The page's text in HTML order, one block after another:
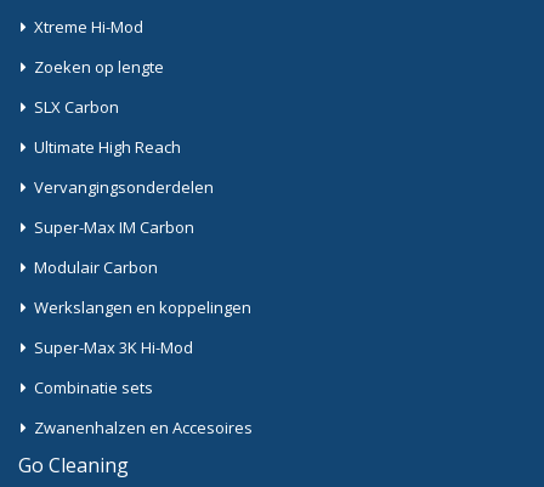
Xtreme Hi-Mod
Zoeken op lengte
SLX Carbon
Ultimate High Reach
Vervangingsonderdelen
Super-Max IM Carbon
Modulair Carbon
Werkslangen en koppelingen
Super-Max 3K Hi-Mod
Combinatie sets
Zwanenhalzen en Accesoires
Go Cleaning